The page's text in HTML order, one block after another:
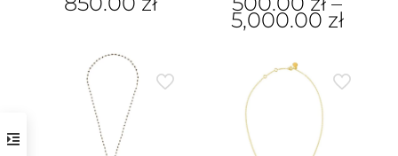
5,000.00 zł
ma
wiele
wariantów.
można